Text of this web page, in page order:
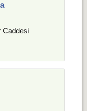
Caddesi